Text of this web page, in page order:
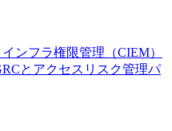
ンフラ権限管理（CIEM）
とアクセスリスク管理パ